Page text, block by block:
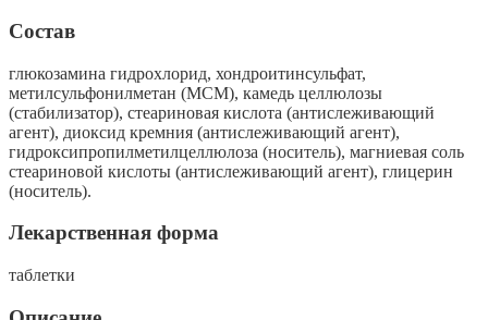
Состав
глюкозамина гидрохлорид, хондроитинсульфат,
метилсульфонилметан (МСМ), камедь целлюлозы
(стабилизатор), стеариновая кислота (антислеживающий
агент), диоксид кремния (антислеживающий агент),
гидроксипропилметилцеллюлоза (носитель), магниевая соль
стеариновой кислоты (антислеживающий агент), глицерин
(носитель).
Лекарственная форма
таблетки